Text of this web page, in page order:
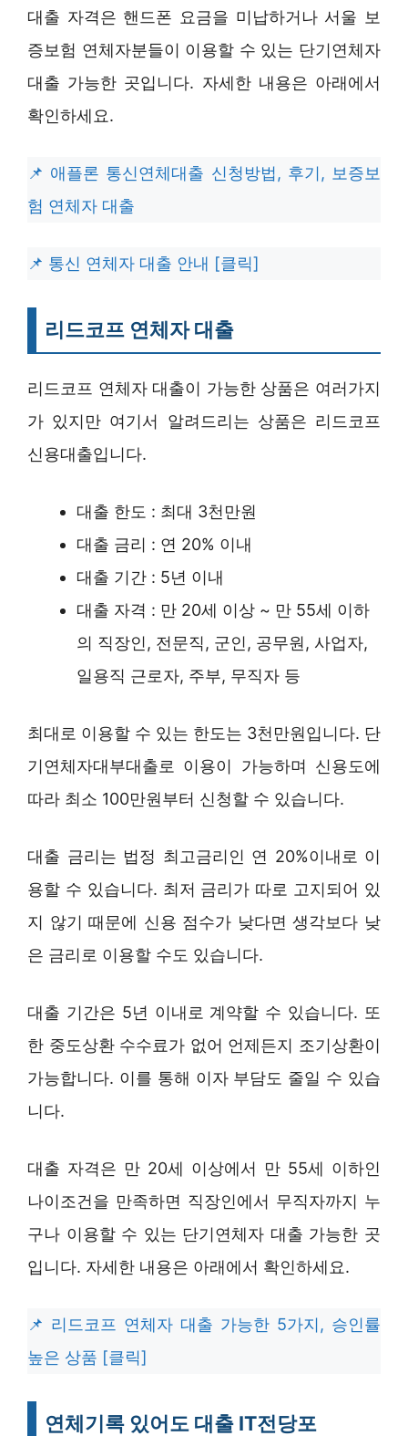
대출 자격은 핸드폰 요금을 미납하거나 서울 보
증보험 연체자분들이 이용할 수 있는 단기연체자
대출 가능한 곳입니다. 자세한 내용은 아래에서
확인하세요.
애플론 통신연체대출 신청방법, 후기, 보증보
험 연체자 대출
통신 연체자 대출 안내 [클릭]
리드코프 연체자 대출
리드코프 연체자 대출이 가능한 상품은 여러가지
가 있지만 여기서 알려드리는 상품은 리드코프
신용대출입니다.
대출 한도 : 최대 3천만원
대출 금리 : 연 20% 이내
대출 기간 : 5년 이내
대출 자격 : 만 20세 이상 ~ 만 55세 이하
의 직장인, 전문직, 군인, 공무원, 사업자,
일용직 근로자, 주부, 무직자 등
최대로 이용할 수 있는 한도는 3천만원입니다. 단
기연체자대부대출로 이용이 가능하며 신용도에
따라 최소 100만원부터 신청할 수 있습니다.
대출 금리는 법정 최고금리인 연 20%이내로 이
용할 수 있습니다. 최저 금리가 따로 고지되어 있
지 않기 때문에 신용 점수가 낮다면 생각보다 낮
은 금리로 이용할 수도 있습니다.
대출 기간은 5년 이내로 계약할 수 있습니다. 또
한 중도상환 수수료가 없어 언제든지 조기상환이
가능합니다. 이를 통해 이자 부담도 줄일 수 있습
니다.
대출 자격은 만 20세 이상에서 만 55세 이하인
나이조건을 만족하면 직장인에서 무직자까지 누
구나 이용할 수 있는 단기연체자 대출 가능한 곳
입니다. 자세한 내용은 아래에서 확인하세요.
리드코프 연체자 대출 가능한 5가지, 승인률
높은 상품 [클릭]
연체기록 있어도 대출 IT전당포